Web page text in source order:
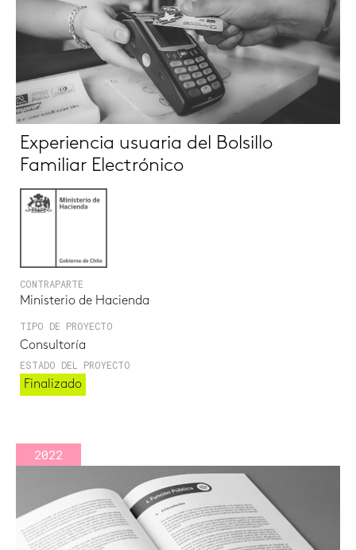
Experiencia usuaria del Bolsillo
Familiar Electrónico
CONTRAPARTE
Ministerio de Hacienda
TIPO DE PROYECTO
Consultoría
ESTADO DEL PROYECTO
Finalizado
2022